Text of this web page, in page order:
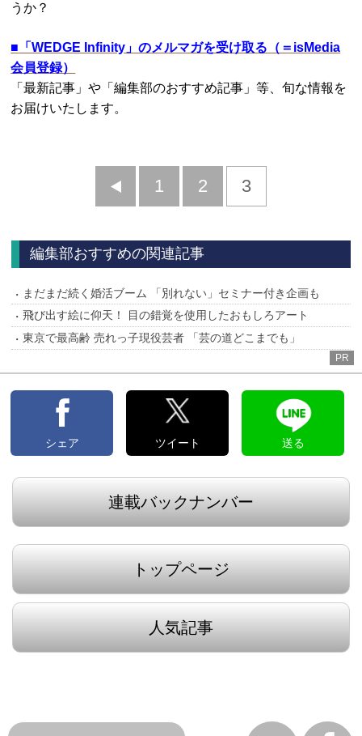
うか？
■ 「WEDGE Infinity」のメルマガを受け取る（＝isMedia
会員登録）
「最新記事」や「編集部のおすすめ記事」等、旬な情報を
お届けいたします。
前
1 2 3
編集部おすすめの関連記事
まだまだ続く婚活ブーム 「別れない」セミナー付き企画も
飛び出す絵に仰天！ 目の錯覚を使用したおもしろアート
東京で最高齢 売れっ子現役芸者 「芸の道どこまでも」
PR
シェア ツイート 送る
連載バックナンバー
トップページ
人気記事